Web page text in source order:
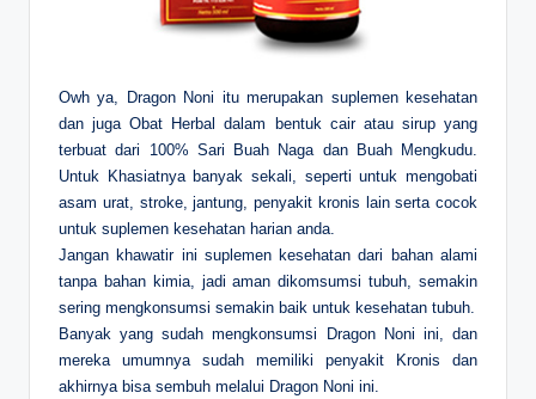
Owh ya, Dragon Noni itu merupakan suplemen kesehatan
dan juga Obat Herbal dalam bentuk cair atau sirup yang
terbuat dari 100% Sari Buah Naga dan Buah Mengkudu.
Untuk Khasiatnya banyak sekali, seperti untuk mengobati
asam urat, stroke, jantung, penyakit kronis lain serta cocok
untuk suplemen kesehatan harian anda.
Jangan khawatir ini suplemen kesehatan dari bahan alami
tanpa bahan kimia, jadi aman dikomsumsi tubuh, semakin
sering mengkonsumsi semakin baik untuk kesehatan tubuh.
Banyak yang sudah mengkonsumsi Dragon Noni ini, dan
mereka umumnya sudah memiliki penyakit Kronis dan
akhirnya bisa sembuh melalui Dragon Noni ini.